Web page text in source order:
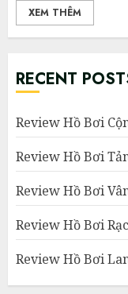
XEM THÊM
RECENT
Review Hồ Bơi
Review Hồ Bơi
Review Hồ Bơi
Review Hồ Bơi
Review Hồ Bơi